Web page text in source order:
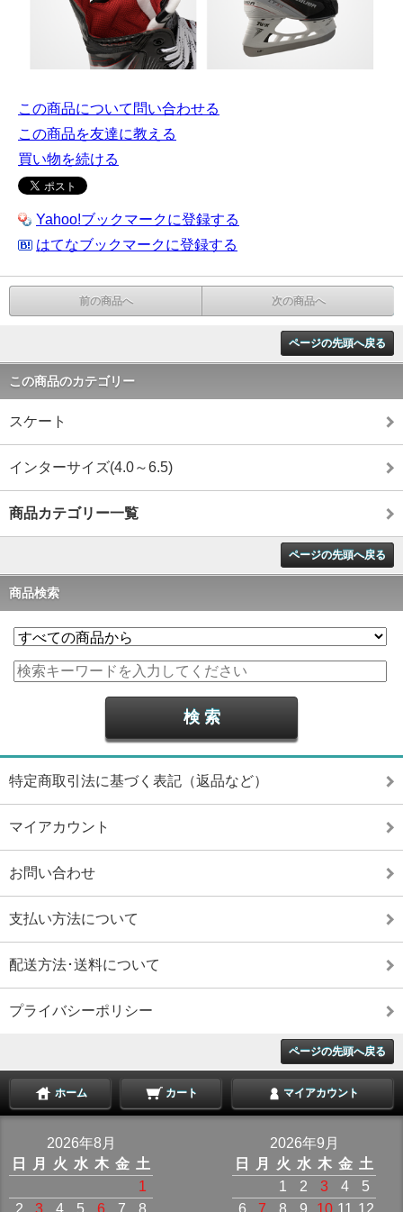
この商品について問い合わせる
この商品を友達に教える
買い物を続ける
Yahoo!ブックマークに登録する
はてなブックマークに登録する
前の商品へ 次の商品へ
ページの先頭へ戻る
この商品のカテゴリー
スケート
インターサイズ(4.0～6.5)
商品カテゴリー一覧
ページの先頭へ戻る
商品検索
特定商取引法に基づく表記（返品など）
マイアカウント
お問い合わせ
支払い方法について
配送方法･送料について
プライバシーポリシー
ページの先頭へ戻る
ホーム カート マイアカウント
2026年8月
日
月 火 水 木 金 土
1
2026年9月
日
月 火 水 木 金 土
1
2 3 4
5